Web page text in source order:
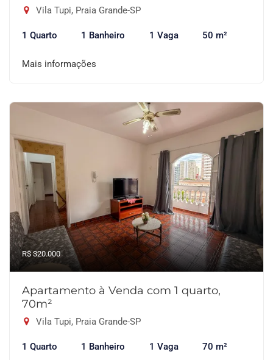
Vila Tupi, Praia Grande-SP
1 Quarto 1 Banheiro 1 Vaga 50 m²
Mais informações
R$ 320.000
Apartamento à Venda com 1 quarto,
70m²
Vila Tupi, Praia Grande-SP
1 Quarto 1 Banheiro 1 Vaga 70 m²